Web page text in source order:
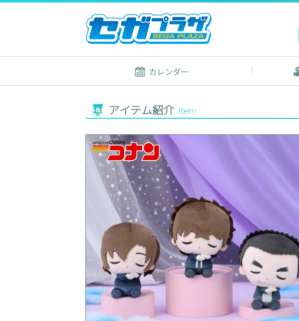
カレンダー
アイテム紹介 Item